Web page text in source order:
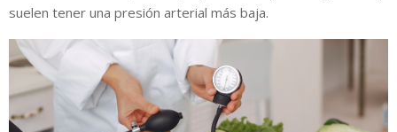
suelen tener una presión arterial más baja.